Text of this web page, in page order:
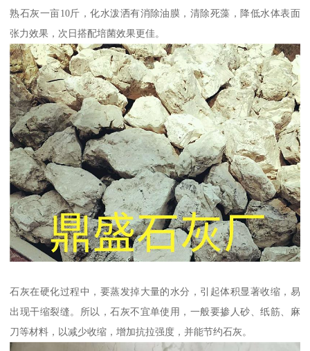
熟石灰一亩10斤，化水泼洒有消除油膜，清除死藻，降低水体表面
张力效果，次日搭配培菌效果更佳。
石灰在硬化过程中，要蒸发掉大量的水分，引起体积显著收缩，易
出现干缩裂缝。所以，石灰不宜单使用，一般要掺人砂、纸筋、麻
刀等材料，以减少收缩，增加抗拉强度，并能节约石灰。